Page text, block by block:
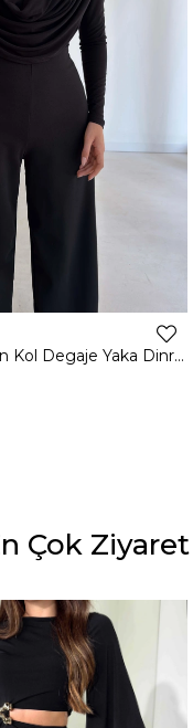
Omzu Vatkalı Uzun Kol Degaje Yaka Dinre Kadın Siyah Bluz 26K101
Çok